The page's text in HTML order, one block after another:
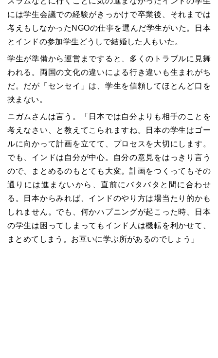
には学生会議での経験がきっかけで卒業後、それまでは
考えもしなかったNGOの仕事を選んだ学生がいた。日本
とインドの参加学生どうしで結婚した人もいた。
学生が準備から運営まですると、多くのトラブルに見舞
われる。両国の文化の違いによる行き違いも生まれがち
だ。だが「センセイ」は、学生を信頼してほとんど口を
挟まない。
ニガムさんは言う。「日本では自分よりも相手のことを
考えなさい、と教えてこられますね。日本の学生はゴー
ルに向かって計画を立てて、プロセスを大切にします。
でも、インドは自分が中心。自分の意見をはっきり言う
ので、まとめるのもとても大変。計画をつくってもその
通りには進まないから、直前にバタバタと間に合わせ
る。日本からみれば、インドのやり方は場当たり的かも
しれません。でも、何かハプニングが起こった時、日本
の学生は困ってしまってもインド人は機転を利かせて、
まとめてしまう。お互いに学ぶ所があるのでしょう」